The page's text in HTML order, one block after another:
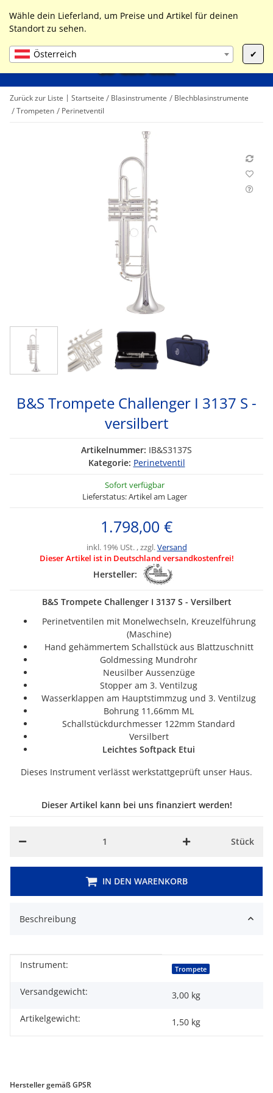
Wähle dein Lieferland, um Preise und Artikel für deinen
Standort zu sehen.
Österreich ✔
Liste ist leer
Zurück zur Liste Startseite Blasinstrumente
Blechblasinstrumente
Trompeten
Perinetventil
B&S Trompete Challenger I 3137 S -
versilbert
Artikelnummer: IB&S3137S
Kategorie: Perinetventil
Sofort verfügbar
Lieferstatus: Artikel am Lager
1.798,00 €
inkl. 19% USt. , zzgl.Versand
Dieser Artikel ist in Deutschland versandkostenfrei!
Hersteller:
B&S Trompete Challenger I 3137 S - Versilbert
Perinetventilen mit Monelwechseln, Kreuzelführung
(Maschine)
Hand gehämmertem Schallstück aus Blattzuschnitt
Goldmessing Mundrohr
Neusilber Aussenzüge
Stopper am 3. Ventilzug
Wasserklappen am Hauptstimmzug und 3. Ventilzug
Bohrung 11,66mm ML
Schallstückdurchmesser 122mm Standard
Versilbert
Leichtes Softpack Etui
Dieses Instrument verlässt werkstattgeprüft unser Haus.
Dieser Artikel kann bei uns finanziert werden!
Stück
IN DEN WARENKORB
Beschreibung
Produkteigenschaft
Wert
Instrument: Trompete
Versandgewicht:
3,00 kg
Artikelgewicht:
1,50 kg
Hersteller gemäß GPSR